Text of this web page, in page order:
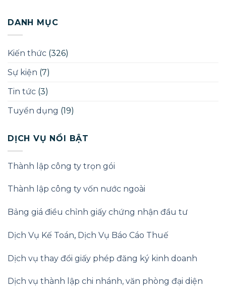
DANH MỤC
Kiến thức (326)
Sự kiện (7)
Tin tức (3)
Tuyển dụng (19)
DỊCH VỤ NỔI BẬT
Thành lập công ty trọn gói
Thành lập công ty vốn nước ngoài
Bảng giá điều chỉnh giấy chứng nhận đầu tư
Dịch Vụ Kế Toán, Dịch Vụ Báo Cáo Thuế
Dịch vụ thay đổi giấy phép đăng ký kinh doanh
Dịch vụ thành lập chi nhánh, văn phòng đại diện